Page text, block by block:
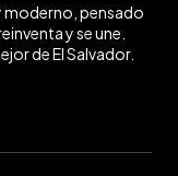
pensado
y se une.
de El Salvador.